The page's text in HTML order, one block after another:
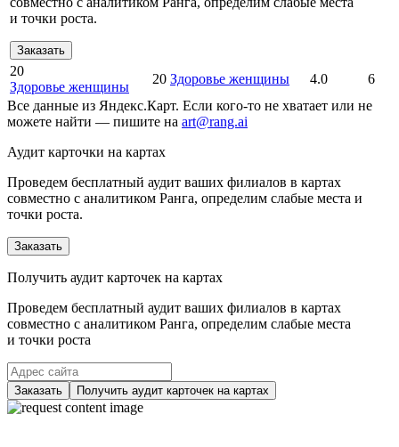
и точки роста.
Заказать
20
Здоровье женщины
20 Здоровье женщины 4.0
6
Все данные из Яндекс.Карт. Если кого-то не хватает или не
можете найти — пишите на art@rang.ai
Аудит карточки на картах
Проведем бесплатный аудит ваших филиалов в картах
совместно с аналитиком Ранга, определим слабые места и
точки роста.
Заказать
Получить аудит карточек на картах
Проведем бесплатный аудит ваших филиалов в картах
совместно с аналитиком Ранга, определим слабые места
и точки роста
Заказать Получить аудит карточек на картах